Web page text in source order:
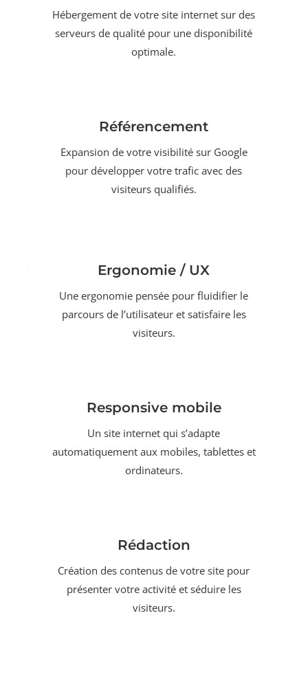
Hébergement de votre site internet sur des
serveurs de qualité pour une disponibilité
optimale.
Référencement
Expansion de votre visibilité sur Google
pour développer votre trafic avec des
visiteurs qualifiés.
Ergonomie / UX
Une ergonomie pensée pour fluidifier le
parcours de l’utilisateur et satisfaire les
visiteurs.
Responsive mobile
Un site internet qui s’adapte
automatiquement aux mobiles, tablettes et
ordinateurs.
Rédaction
Création des contenus de votre site pour
présenter votre activité et séduire les
visiteurs.